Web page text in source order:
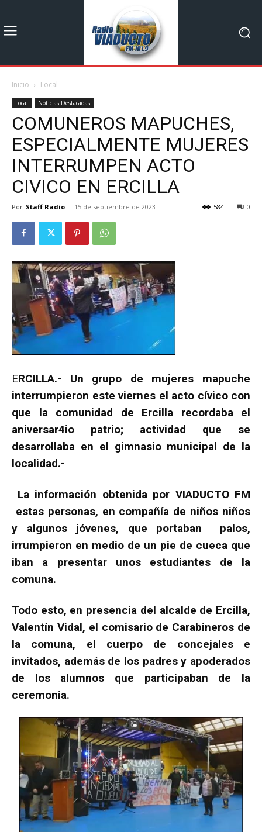
Inicio Local
Local Noticias Destacadas
COMUNEROS MAPUCHES,
ESPECIALMENTE MUJERES
INTERRUMPEN ACTO
CIVICO EN ERCILLA
Por Staff Radio - 15 de septiembre de 2023 0
584
ERCILLA.- Un grupo de mujeres mapuche
interrumpieron este viernes el acto cívico con
que la comunidad de Ercilla recordaba el
aniversar4io patrio; actividad que se
desarrollaba en el gimnasio municipal de la
localidad.-
La información obtenida por VIADUCTO FM
estas personas, en compañía de niños niños
y algunos jóvenes, que portaban palos,
irrumpieron en medio de un pie de cueca que
iban a presentar unos estudiantes de la
comuna.
Todo esto, en presencia del alcalde de Ercilla,
Valentín Vidal, el comisario de Carabineros de
la comuna, el cuerpo de concejales e
invitados, además de los padres y apoderados
de los alumnos que participaban de la
ceremonia.